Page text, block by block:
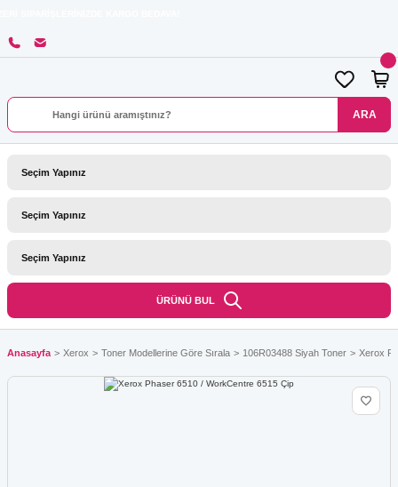
ARA
ÜRÜNÜ BUL
Anasayfa Xerox Toner Modellerine Göre Sırala 106R03488 Siyah Toner Xerox